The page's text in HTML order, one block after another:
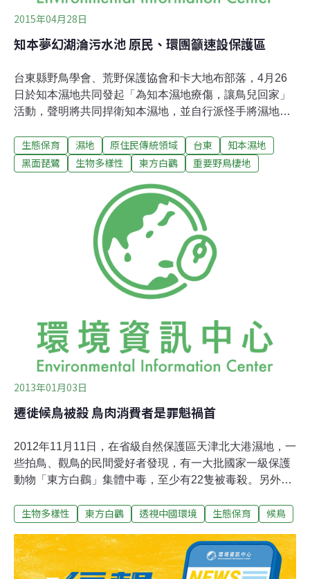
2015年04月28日
知本夢幻湖淪污水池 原民、環團籲速設保護區
台東縣野鳥學會、荒野保護協會和卡大地布部落，4月26
日於知本濕地共同發起「為知本濕地療傷，讓鳥兒回家」
活動，聲明將共同捍衛知本濕地，並自行派怪手將濕地出
美景。除了台東縣野鳥學會、荒野保護協會和卡大地布部
落族人，台東大學與台東專科學校師生、其他關心民眾與
持。「因為學校在濕地旁邊，所以我們關心濕地」，3位
學生如是說。政府帶頭破壞 知本濕地劫難重重位於台東市
的知本濕地，是一處擁有天然湧泉、豐富生態，濾水和防
洪功能良好的濕地，是卑南族卡大地布部落的傳統領域，
也是知本居民的共同生活記憶，當地人稱「夢幻湖」。知
本濕地歷年來有種類繁多的候鳥度冬，包括全球瀕危鳥種
黑面琵鷺，及全球僅存約2000隻的東方白鸛，為候鳥遷徙
共記錄至少130種鳥類。2008年行政院農
生態保育 濕地 原住民傳統領域 台東
知本濕地
黑面琵鷺
生物多樣性 東方白鸛 重要野鳥棲地
2013年01月03日
遷徙候鳥被殺 鳥肉消費者是罪魁禍首
2012年11月11日，在省級自然保護區天津北大港濕地，一
些拍鳥、觀鳥的民間愛好者發現，有一大批國家一級保護
動物「東方白鸛」集體中毒，至少有22隻被毒殺。另外，
死亡。經調查，這些鳥類死于人為投毒。天津市公安部門
「讓候鳥飛」的護鳥行動同時，人們不禁發出疑問，為何
會有那麼多的鳥類遭受屠戮？ 誰是兇手？遷徙途中獵殺不
生物多樣性 東方白鸛 透視中國環境 生態保育 候鳥